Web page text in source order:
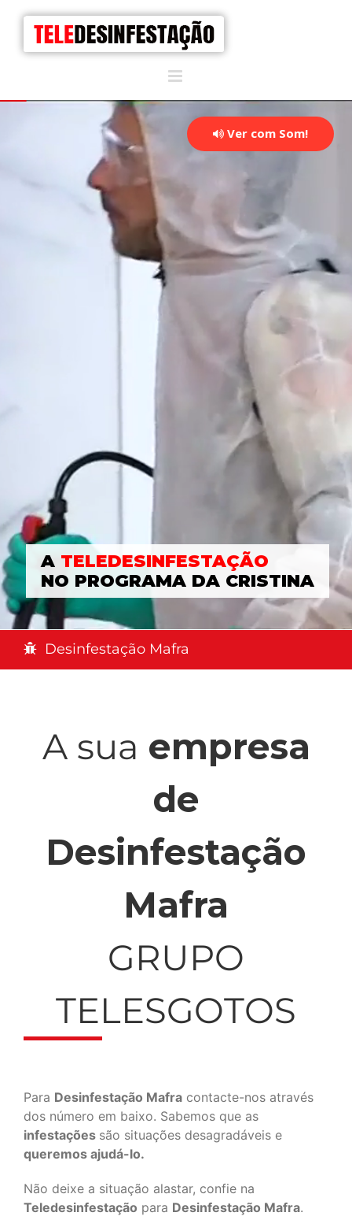
A TELEDESINFESTAÇÃO
NO PROGRAMA DA CRISTINA
Ver com Som!
Desinfestação Mafra
A sua empresa
de
Desinfestação
Mafra
GRUPO
TELESGOTOS
Para Desinfestação Mafra contacte-nos através
dos número em baixo. Sabemos que as
infestações são situações desagradáveis e
queremos ajudá-lo.
Não deixe a situação alastar, confie na
Teledesinfestação para Desinfestação Mafra.